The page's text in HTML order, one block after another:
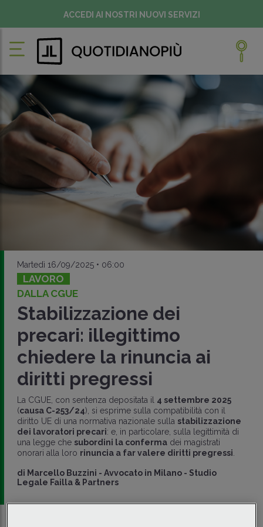
ACCEDI AI NOSTRI NUOVI SERVIZI
Martedì 16/09/2025 • 06:00
LAVORO
DALLA CGUE
Stabilizzazione dei
precari: illegittimo
chiedere la rinuncia ai
diritti pregressi
La CGUE, con sentenza depositata il 4 settembre 2025
(causa C-253/24), si esprime sulla compatibilità con il
diritto UE di una normativa nazionale sulla stabilizzazione
dei lavoratori precari: e, in particolare, sulla legittimità di
una legge che subordini la confermadei magistrati
onorari alla loro rinuncia a far valere diritti pregressi
di Marcello Buzzini - Avvocato in Milano - Studio
Legale Failla & Partners